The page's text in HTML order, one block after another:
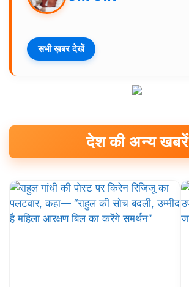
सभी ख़बर देखें
देश की अन्य खबरें